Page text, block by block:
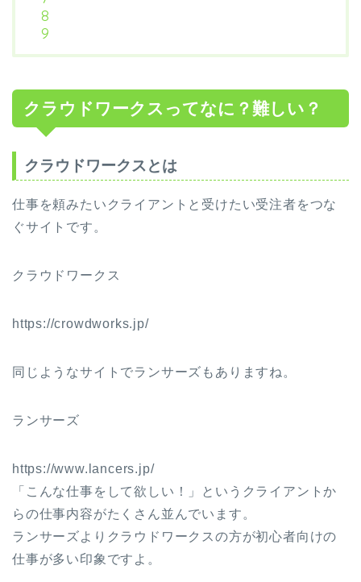
クラウドワークスってなに？難しい？
クラウドワークスとは
仕事を頼みたいクライアントと受けたい受注者をつな
ぐサイトです。
クラウドワークス
https://crowdworks.jp/
同じようなサイトでランサーズもありますね。
ランサーズ
https://www.lancers.jp/
「こんな仕事をして欲しい！」というクライアントか
らの仕事内容がたくさん並んでいます。
ランサーズよりクラウドワークスの方が初心者向けの
仕事が多い印象ですよ。